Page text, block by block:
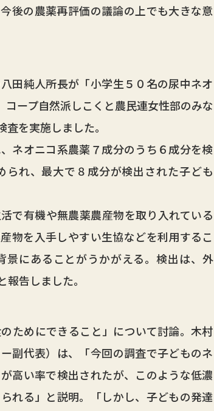
後の農薬再評価の議論の上でも大きな意
田純人所長が「小学生５０名の尿中ネオ
ープ自然派しこくと農民連女性部のみな
を実施しました。
ネオニコ系農薬７成分のうち６成分を検
れ、最大で８成分が検出された子ども
で有機や無農薬農産物を取り入れている
物を入手しやすい生協などを利用するこ
景にあることがうかがえる。検出は、外
告しました。
ためにできること」について討論。木村
副代表）は、「今回の調査で子どものネ
高い率で検出されたが、このような低濃
れる」と説明。「しかし、子どもの発達